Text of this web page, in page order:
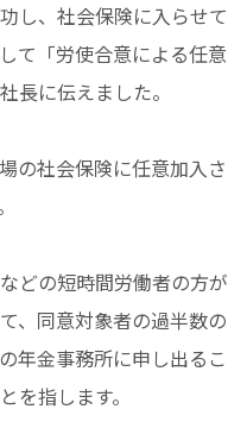
し、社会保険に入らせて
て「労使合意による任意
長に伝えました。
の社会保険に任意加入さ
どの短時間労働者の方が
、同意対象者の過半数の
年金事務所に申し出るこ
を指します。